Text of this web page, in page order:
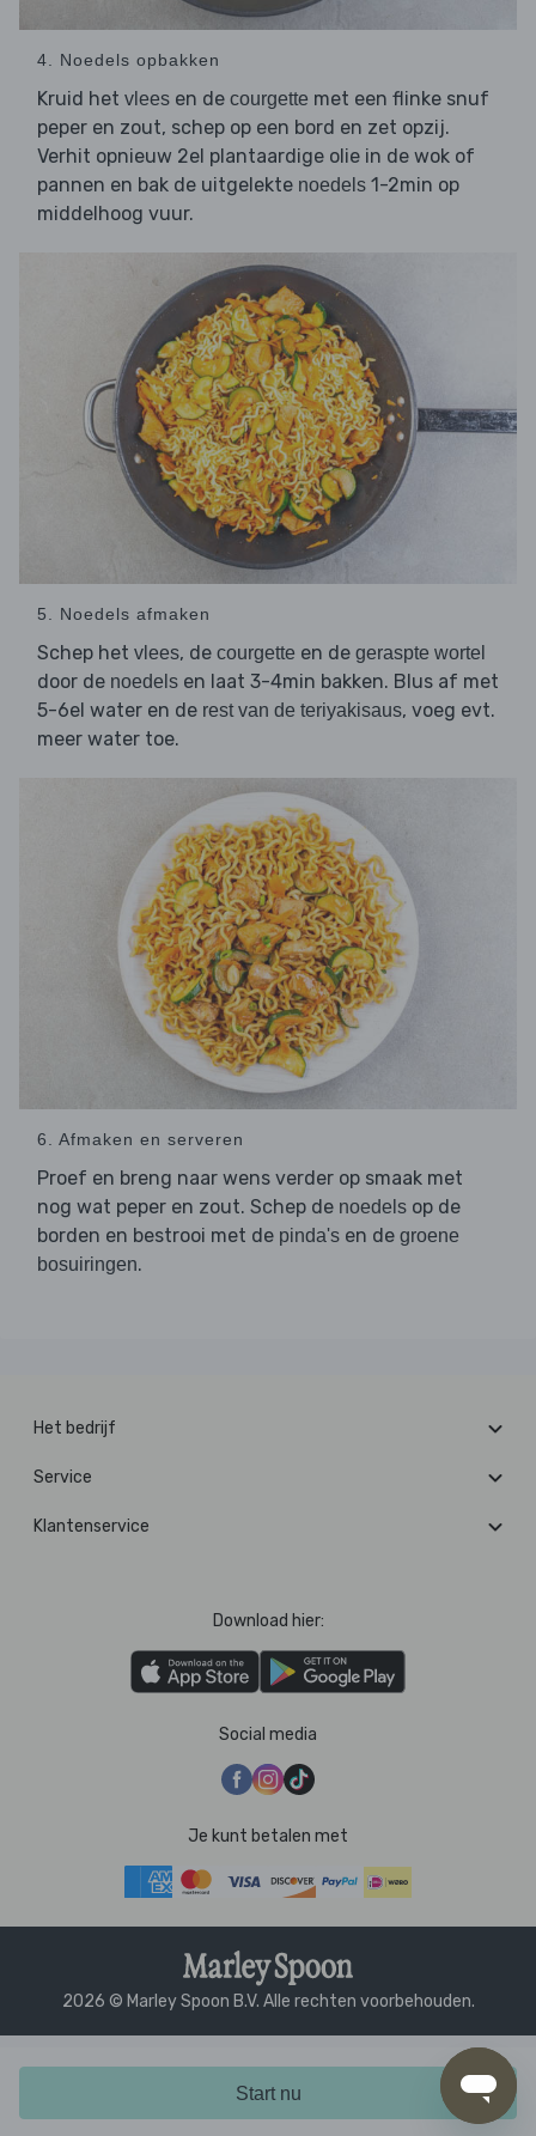
Start nu
4. Noedels opbakken
Kruid het vlees en de courgette met een flinke snuf
peper en zout, schep op een bord en zet opzij.
Verhit opnieuw 2el plantaardige olie in de wok of
pannen en bak de uitgelekte noedels 1-2min op
middelhoog vuur.
5. Noedels afmaken
Schep het vlees, de courgette en de geraspte wortel
door de noedels en laat 3-4min bakken. Blus af met
5-6el water en de rest van de teriyakisaus, voeg evt.
meer water toe.
6. Afmaken en serveren
Proef en breng naar wens verder op smaak met
nog wat peper en zout. Schep de noedels op de
borden en bestrooi met de pinda's en de groene
bosuiringen.
Het bedrijf
Service
Klantenservice
Download hier:
Social media
Je kunt betalen met
2026 © Marley Spoon B.V. Alle rechten voorbehouden.